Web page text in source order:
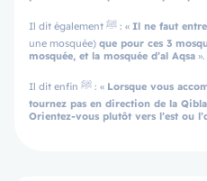
Il dit également ﷺ : « Il ne faut
une mosquée) que pour ces 3
mosquée, et la mosquée d’al Aqsa ».
Il dit enfin ﷺ : « Lorsque vous
tournez pas en direction de la
Orientez-vous plutôt vers l’est ou